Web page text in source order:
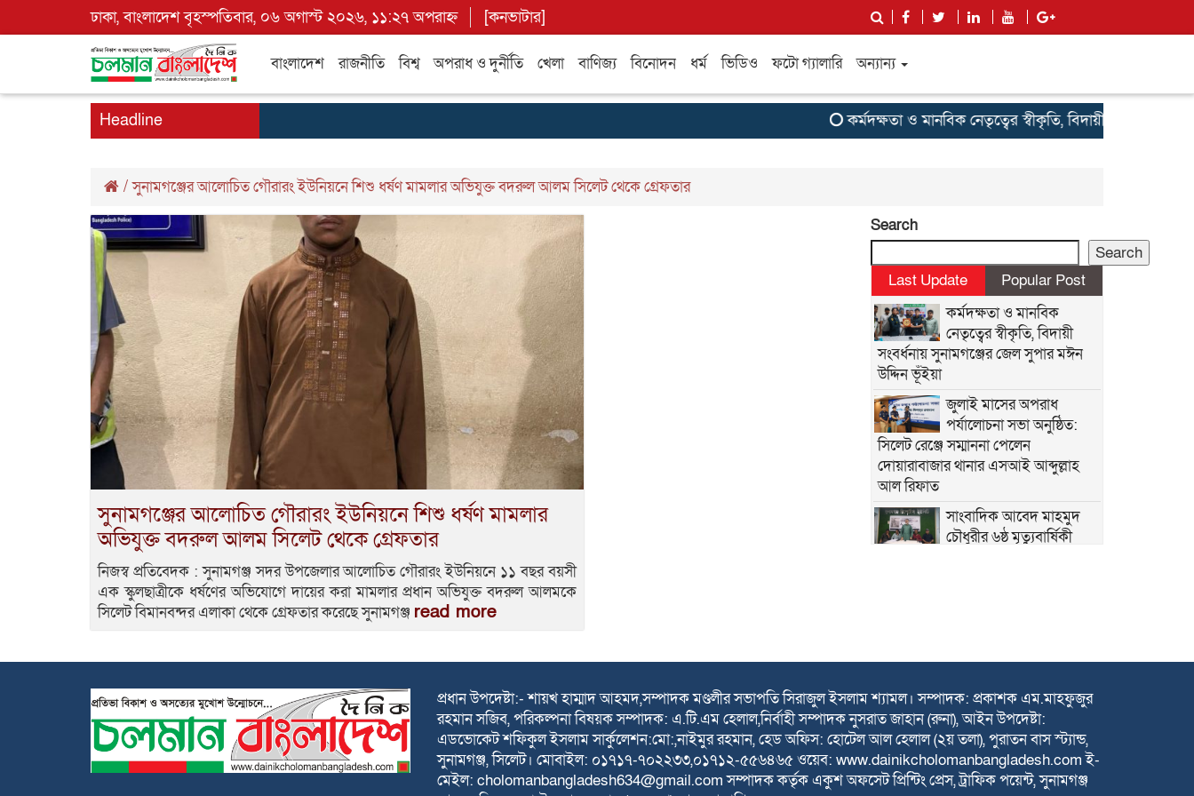
ঢাকা, বাংলাদেশ বৃহস্পতিবার, ০৬ অগাস্ট ২০২৬, ১১:২৭ অপরাহ্ন [কনভাটার]
বাংলাদেশ রাজনীতি বিশ্ব অপরাধ ও দুর্নীতি খেলা বাণিজ্য বিনোদন ধর্ম ভিডিও ফটো গ্যালারি অন্যান্য
Headline কর্মদক্ষতা ও মানবিক নেতৃত্বের স্বীকৃতি, বিদায়ী সংবর্ধনায়
/সুনামগঞ্জের আলোচিত গৌরারং ইউনিয়নে শিশু ধর্ষণ মামলার অভিযুক্ত বদরুল আলম সিলেট থেকে গ্রেফতার
সুনামগঞ্জের আলোচিত গৌরারং ইউনিয়নে শিশু ধর্ষণ মামলার
অভিযুক্ত বদরুল আলম সিলেট থেকে গ্রেফতার
নিজস্ব প্রতিবেদক : সুনামগঞ্জ সদর উপজেলার আলোচিত গৌরারং ইউনিয়নে ১১ বছর বয়সী
এক স্কুলছাত্রীকে ধর্ষণের অভিযোগে দায়ের করা মামলার প্রধান অভিযুক্ত বদরুল আলমকে
সিলেট বিমানবন্দর এলাকা থেকে গ্রেফতার করেছে সুনামগঞ্জ read more
Search
Search
Last Update
Popular Post
কর্মদক্ষতা ও মানবিক
নেতৃত্বের স্বীকৃতি, বিদায়ী
সংবর্ধনায় সুনামগঞ্জের জেল সুপার মঈন
উদ্দিন ভূঁইয়া
জুলাই মাসের অপরাধ
পর্যালোচনা সভা অনুষ্ঠিত:
সিলেট রেঞ্জে সম্মাননা পেলেন
দোয়ারাবাজার থানার এসআই আব্দুল্লাহ
আল রিফাত
সাংবাদিক আবেদ মাহমুদ
চৌধুরীর ৬ষ্ঠ মৃত্যুবার্ষিকী
কেন্দ্রীয় কৃষক দলের সহ-
হকের জন্মদিনে সামাজিক
যোগাযোগমাধ্যমে শুভেচ্ছার জোয়ার
হৃদয়ের ডাকের উদ্যোগে
কর্ণফুলীতে বৃক্ষরোপণ ও চারা
বিতরণ কর্মসূচি অনুষ্ঠিত
প্রধান উপদেষ্টা:- শায়খ হাম্মাদ আহমদ,সম্পাদক মণ্ডলীর সভাপতি সিরাজুল ইসলাম শ্যামল। সম্পাদক: প্রকাশক এম.মাহফুজুর
রহমান সজিব, পরিকল্পনা বিষয়ক সম্পাদক: এ.টি.এম হেলাল,নির্বাহী সম্পাদক নুসরাত জাহান (রুনা), আইন উপদেষ্টা:
এডভোকেট শফিকুল ইসলাম সার্কুলেশন:মো:,নাইমুর রহমান, হেড অফিস: হোটেল আল হেলাল (২য় তলা), পুরাতন বাস স্ট্যান্ড,
সুনামগঞ্জ, সিলেট। মোবাইল: ০১৭১৭-৭০২২৩৩,০১৭১২-৫৫৬৪৬৫ ওয়েব: www.dainikcholomanbangladesh.com ই-
মেইল: cholomanbangladesh634@gmail.com সম্পাদক কর্তৃক একুশ অফসেট প্রিন্টিং প্রেস, ট্রাফিক পয়েন্ট, সুনামগঞ্জ